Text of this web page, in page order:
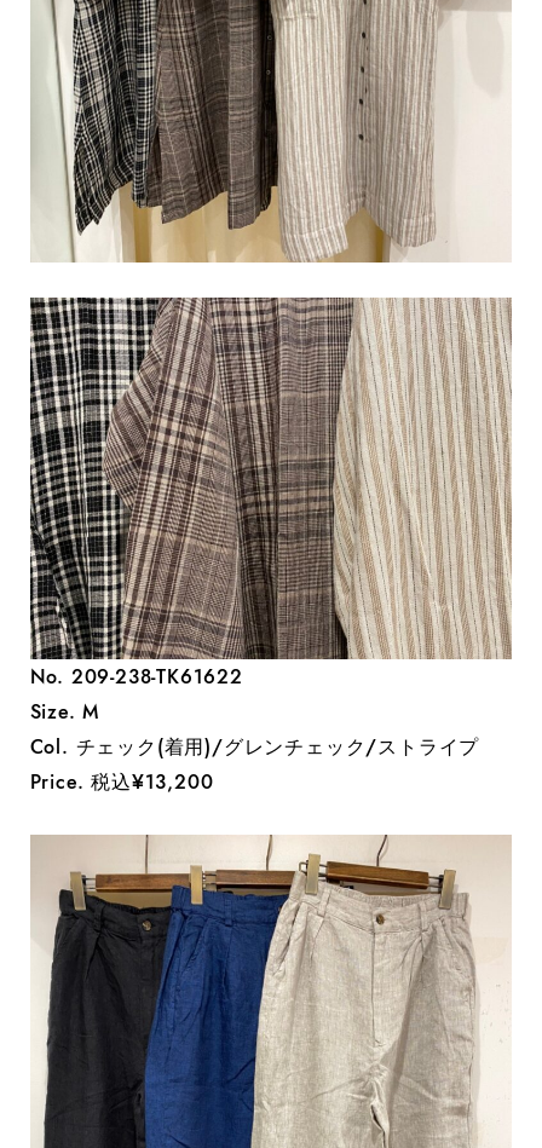
No. 209-238-TK61622
Size. M
Col. チェック(着用)/グレンチェック/ストライプ
Price. 税込¥13,200